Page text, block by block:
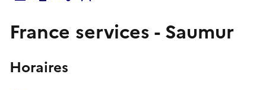
France services - Saumur
Horaires